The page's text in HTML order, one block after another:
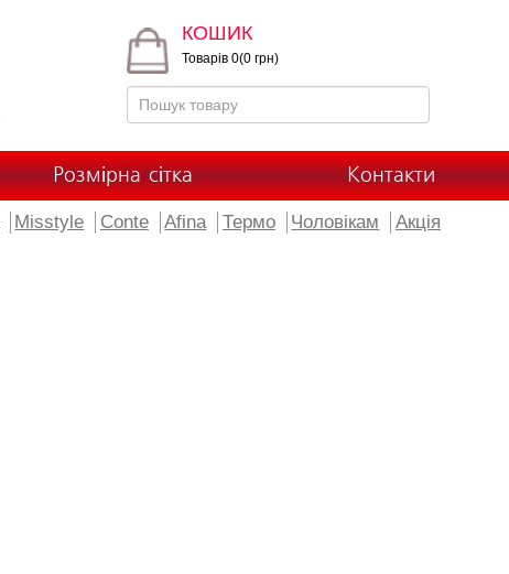
КОШИК
Товарів 0(0 грн)
Розмірна сітка Контакти
Misstyle Conte Afina Термо Чоловікам Акція